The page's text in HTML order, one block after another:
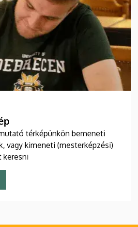
térképünkön bemeneti
vagy kimeneti (mesterképzési)
keresni